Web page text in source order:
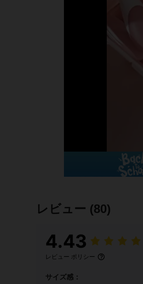
レビュー (80)
4.43
レビュー ポリシー
サイズ感：